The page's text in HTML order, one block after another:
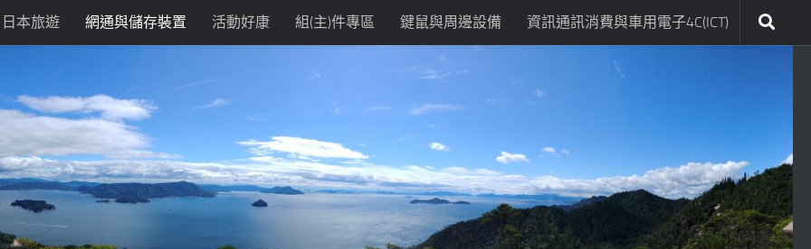
日本旅遊 網通與儲存裝置 活動好康 組(主)件專區 鍵鼠與周邊設備 資訊通訊消費與車用電子4C(ICT)